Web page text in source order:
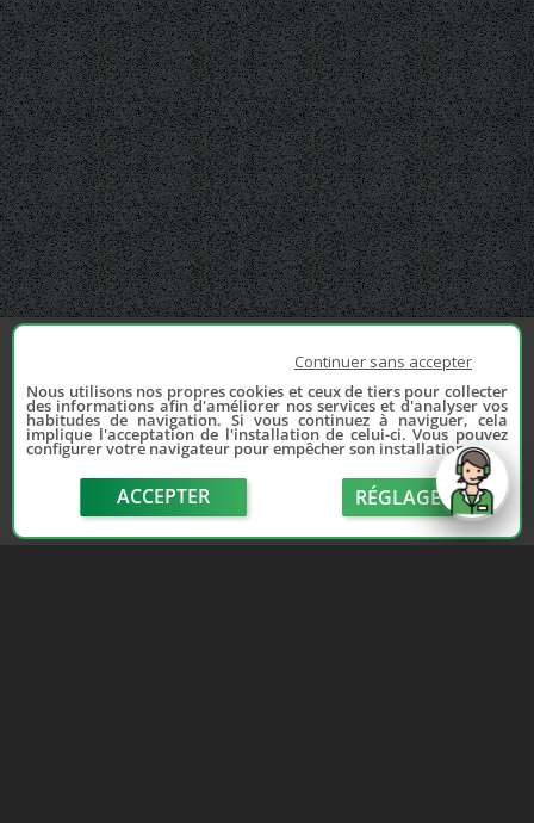
Continuer sans accepter
Nous utilisons nos propres cookies et ceux de tiers pour collecter
des informations afin d'améliorer nos services et d'analyser vos
habitudes de navigation. Si vous continuez à naviguer, cela
implique l'acceptation de l'installation de celui-ci. Vous pouvez
configurer votre navigateur pour empêcher son installation.
ACCEPTER RÉGLAGE